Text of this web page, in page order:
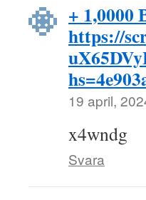
+ 1,0000
https://
19 april,
x4wndg
Svara